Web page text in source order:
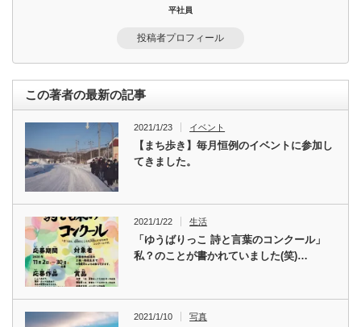
平社員
投稿者プロフィール
この著者の最新の記事
2021/1/23 イベント
【まち歩き】毎月恒例のイベントに参加し
てきました。
2021/1/22 生活
「ゆうばりっこ 詩と言葉のコンクール」
私？のことが書かれていました(笑)…
2021/1/10 写真